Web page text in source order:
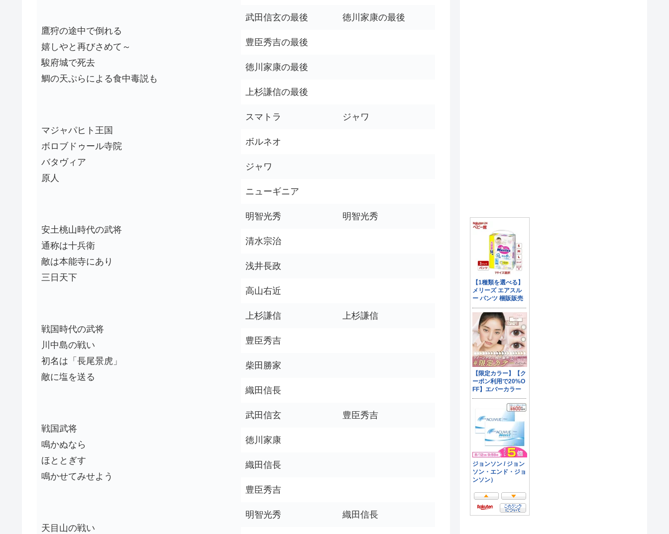
鷹狩の途中で倒れる
嬉しやと再びさめて～
駿府城で死去
鯛の天ぷらによる食中毒説も
武田信玄の最後 徳川家康の最後
豊臣秀吉の最後
徳川家康の最後
上杉謙信の最後
マジャパヒト王国
ボロブドゥール寺院
バタヴィア
原人
スマトラ ジャワ
ボルネオ
ジャワ
ニューギニア
安土桃山時代の武将
通称は十兵衛
敵は本能寺にあり
三日天下
明智光秀 明智光秀
清水宗治
浅井長政
高山右近
戦国時代の武将
川中島の戦い
初名は「長尾景虎」
敵に塩を送る
上杉謙信 上杉謙信
豊臣秀吉
柴田勝家
織田信長
戦国武将
鳴かぬなら
ほととぎす
鳴かせてみせよう
武田信玄 豊臣秀吉
徳川家康
織田信長
豊臣秀吉
天目山の戦い
明智光秀 織田信長